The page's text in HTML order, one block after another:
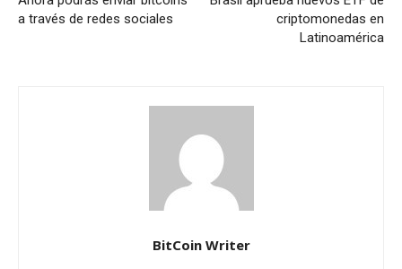
a través de redes sociales
criptomonedas en
Latinoamérica
BitCoin Writer